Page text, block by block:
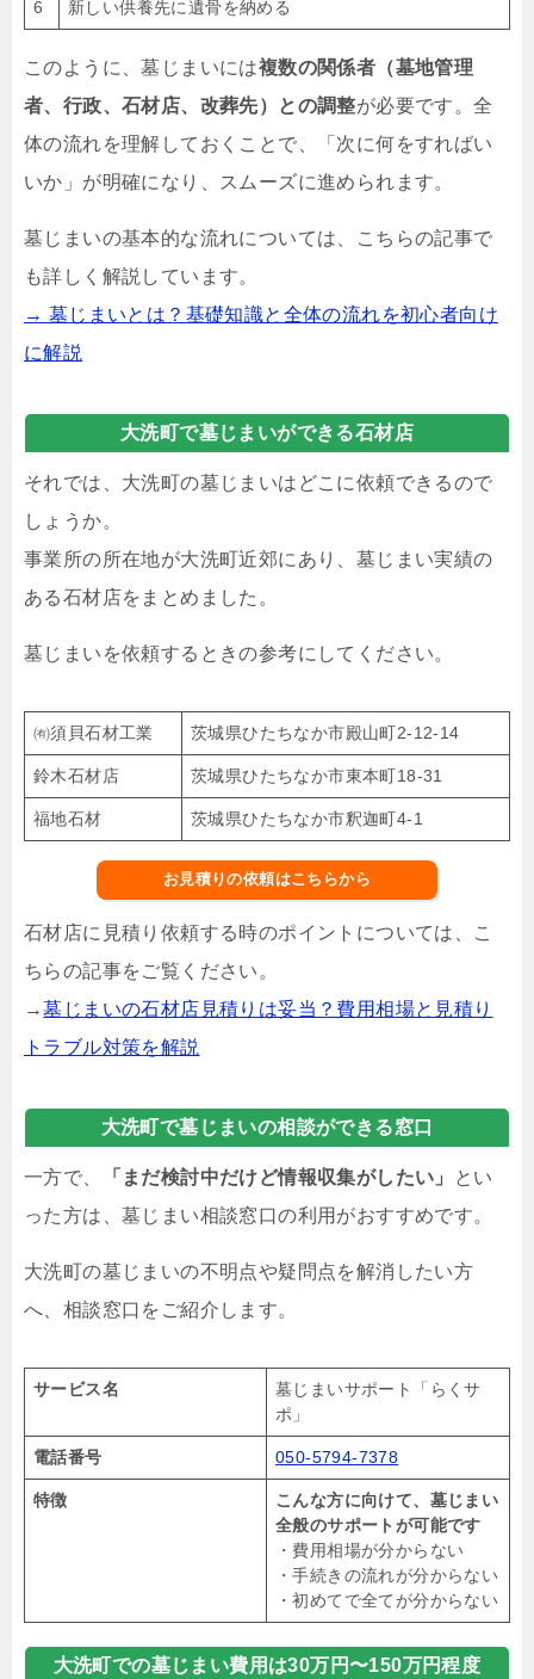
6 新しい供養先に遺骨を納める
このように、墓じまいには複数の関係者（墓地管理
者、行政、石材店、改葬先）との調整が必要です。全
体の流れを理解しておくことで、「次に何をすればい
いか」が明確になり、スムーズに進められます。
墓じまいの基本的な流れについては、こちらの記事で
も詳しく解説しています。
→ 墓じまいとは？基礎知識と全体の流れを初心者向け
に解説
大洗町で墓じまいができる石材店
それでは、大洗町の墓じまいはどこに依頼できるので
しょうか。
事業所の所在地が大洗町近郊にあり、墓じまい実績の
ある石材店をまとめました。
墓じまいを依頼するときの参考にしてください。
㈲須貝石材工業 茨城県ひたちなか市殿山町2-12-14
鈴木石材店 茨城県ひたちなか市東本町18-31
福地石材 茨城県ひたちなか市釈迦町4-1
お見積りの依頼はこちらから
石材店に見積り依頼する時のポイントについては、こ
ちらの記事をご覧ください。
→墓じまいの石材店見積りは妥当？費用相場と見積り
トラブル対策を解説
大洗町で墓じまいの相談ができる窓口
一方で、 「まだ検討中だけど情報収集がしたい」
とい
った方は、墓じまい相談窓口の利用がおすすめです。
大洗町の墓じまいの不明点や疑問点を解消したい方
へ、相談窓口をご紹介します。
サービス名
墓じまいサポート「らくサ
ポ」
電話番号 050-5794-7378
特徴
こんな方に向けて、墓じまい
全般のサポートが可能です
・費用相場が分からない
・手続きの流れが分からない
・初めてで全てが分からない
大洗町での墓じまい費用は30万円〜150万円程度